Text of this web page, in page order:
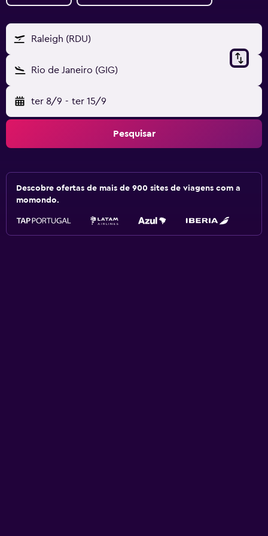
Raleigh (RDU)
Rio de Janeiro (GIG)
ter 8/9 - ter 15/9
Pesquisar
Descobre ofertas de mais de 900 sites de viagens com a
momondo.